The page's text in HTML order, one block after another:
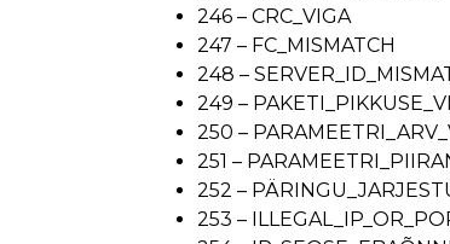
246 – CRC_VIGA
247 – FC_MISMATCH
248 –
249 –
250 –
251 –
252 –
253 –